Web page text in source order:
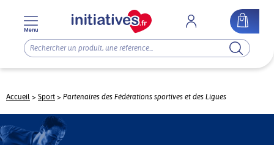
Accueil > Sport > Partenaires des Fédérations sportives et des Ligues
Menu